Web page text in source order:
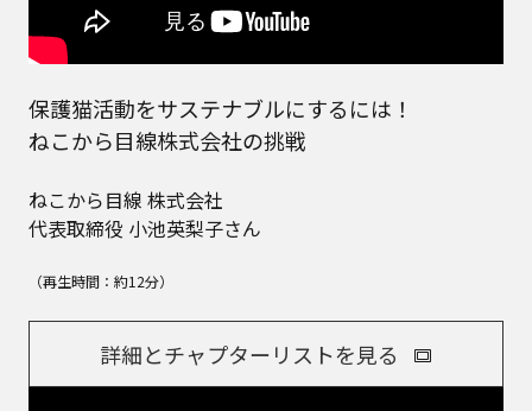
保護猫活動をサステナブルにするには！
ねこから目線株式会社の挑戦
ねこから目線 株式会社
代表取締役 小池英梨子さん
（再生時間：約12分）
詳細とチャプターリストを見る